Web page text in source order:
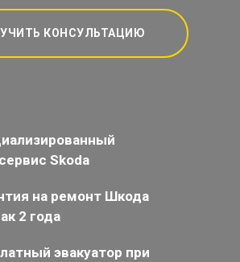
КОНСУЛЬТАЦИЮ
Skoda
на ремонт Шкода
2 года
эвакуатор при